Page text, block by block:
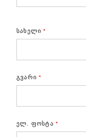
სახელი *
გვარი *
ელ. ფოსტა *